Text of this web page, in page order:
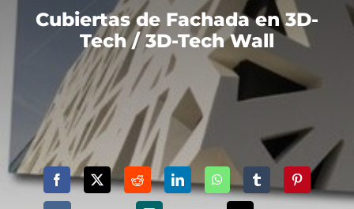
Cubiertas de Fachada en 3D-
Tech / 3D-Tech Wall